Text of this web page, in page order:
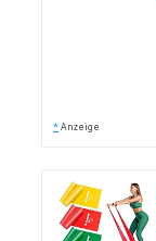
* Anzeige